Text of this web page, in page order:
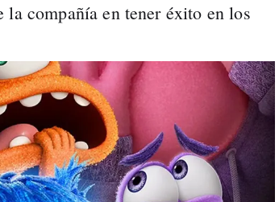
la compañía en tener éxito en los